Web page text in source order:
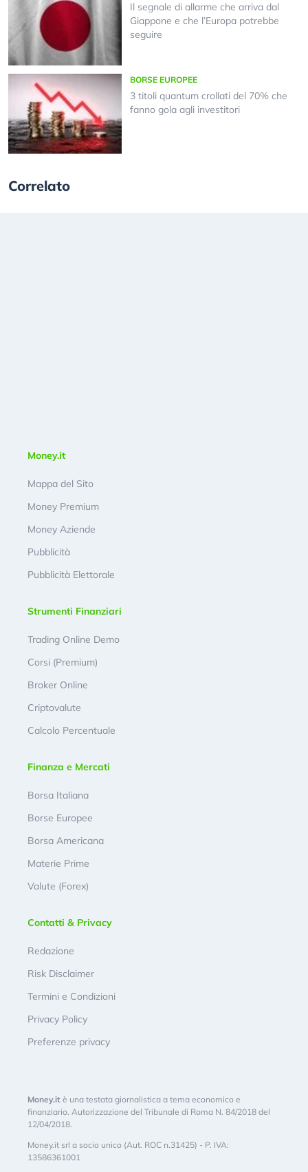
Il segnale di allarme che arriva dal
Giappone e che l’Europa potrebbe
seguire
BORSE EUROPEE
3 titoli quantum crollati del 70% che
fanno gola agli investitori
Correlato
Money.it
Mappa del Sito
Money Premium
Money Aziende
Pubblicità
Pubblicità Elettorale
Strumenti Finanziari
Trading Online Demo
Corsi (Premium)
Broker Online
Criptovalute
Calcolo Percentuale
Finanza e Mercati
Borsa Italiana
Borse Europee
Borsa Americana
Materie Prime
Valute (Forex)
Contatti & Privacy
Redazione
Risk Disclaimer
Termini e Condizioni
Privacy Policy
Preferenze privacy
Money.it è una testata giornalistica a tema economico e
finanziario. Autorizzazione del Tribunale di Roma N. 84/2018 del
12/04/2018.
Money.it srl a socio unico (Aut. ROC n.31425) - P. IVA:
13586361001